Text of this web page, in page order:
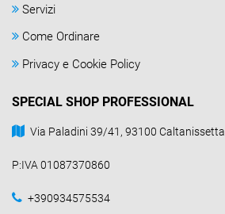
Servizi
Come Ordinare
Privacy e Cookie Policy
SPECIAL SHOP PROFESSIONAL
Via Paladini 39/41, 93100 Caltanissetta
P:IVA 01087370860
+390934575534